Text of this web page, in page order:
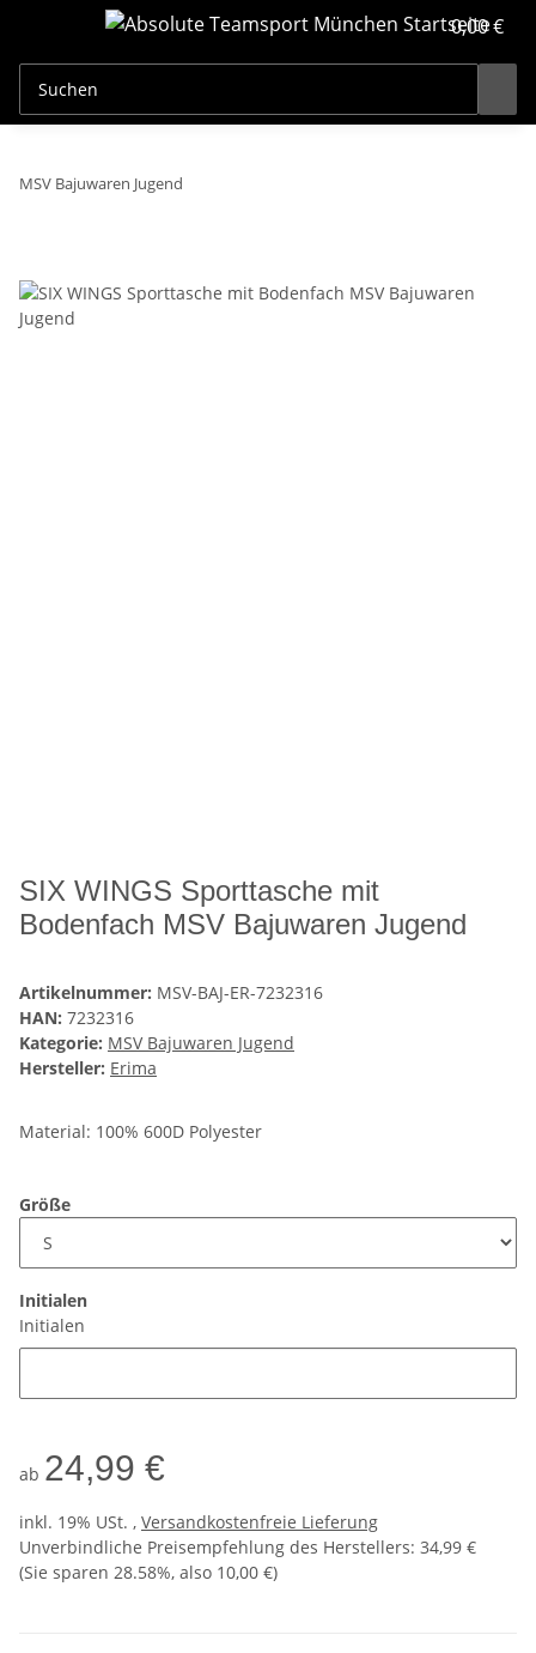
0,00 €
MSV Bajuwaren Jugend
SIX WINGS Sporttasche mit
Bodenfach MSV Bajuwaren Jugend
Artikelnummer: MSV-BAJ-ER-7232316
HAN: 7232316
Kategorie: MSV Bajuwaren Jugend
Hersteller: Erima
Material: 100% 600D Polyester
Größe
Initialen
Initialen
ab 24,99 €
inkl. 19% USt. , Versandkostenfreie Lieferung
Unverbindliche Preisempfehlung des Herstellers: 34,99 €
(Sie sparen 28.58%, also 10,00 €)